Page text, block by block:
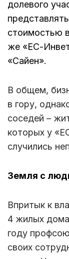
долевого
стоимостью
же «ЕС-
«Сайен».
В общем,
в гору,
соседей –
которых у
случились
Земля с
Впритык к
4 жилых
году
своих